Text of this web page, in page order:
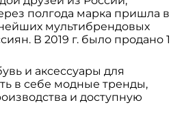
полгода марка пришла в
мультибрендовых
В 2019 г. было продано 1
и аксессуары для
в себе модные тренды,
и доступную